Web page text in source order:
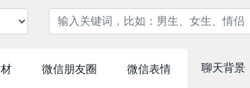
微信朋友圈 微信表情 聊天背景